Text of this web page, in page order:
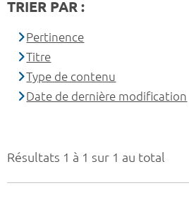
Résultats 1 à 1 sur 1 au total
TRIER PAR :
Pertinence
Titre
Type de contenu
Date de dernière modification